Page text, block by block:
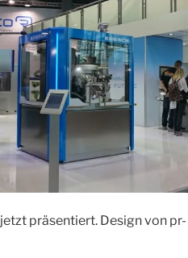
jetzt präsentiert. Design von pr-